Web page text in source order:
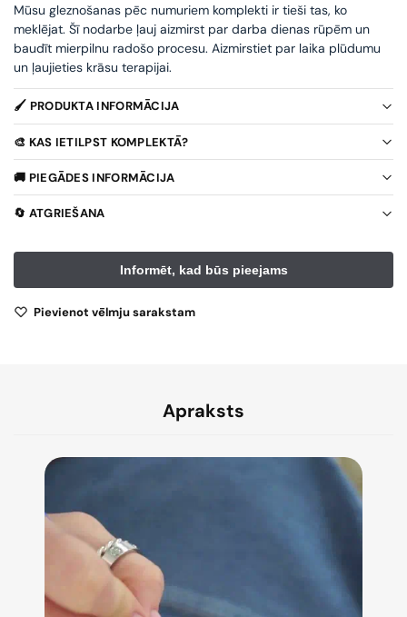
Mūsu gleznošanas pēc numuriem komplekti ir tieši tas, ko
meklējat. Šī nodarbe ļauj aizmirst par darba dienas rūpēm un
baudīt mierpilnu radošo procesu. Aizmirstiet par laika plūdumu
un ļaujieties krāsu terapijai.
🖌️ PRODUKTA INFORMĀCIJA
🎨 KAS IETILPST KOMPLEKTĀ?
🚚 PIEGĀDES INFORMĀCIJA
🔄 ATGRIEŠANA
Pievienot vēlmju sarakstam
Apraksts